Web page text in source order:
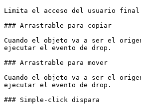
Limita el acceso del usuario final
### Arrastrable para copiar
Cuando el objeto va a ser el
ejecutar el evento de drop.
### Arrastrable para mover
Cuando el objeto va a ser el
ejecutar el evento de drop.
### Simple-click dispara